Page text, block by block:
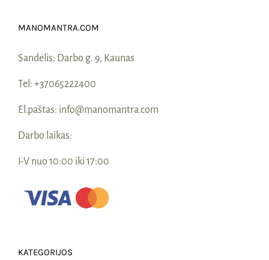
MANOMANTRA.COM
Sandėlis: Darbo g. 9, Kaunas
Tel: +37065222400
El.paštas: info@manomantra.com
Darbo laikas:
I-V nuo 10:00 iki 17:00
KATEGORIJOS